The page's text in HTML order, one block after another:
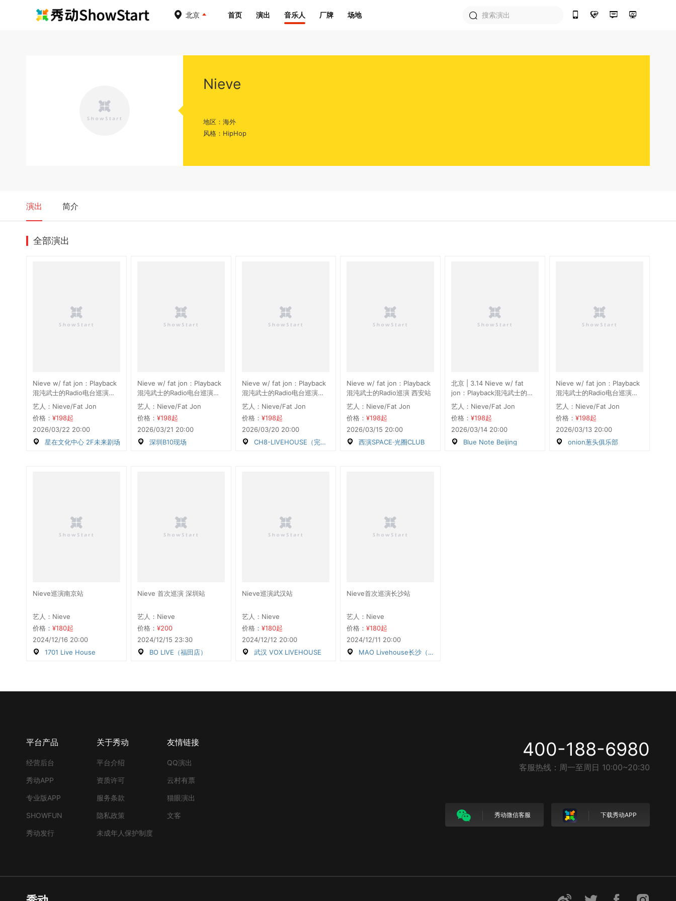
北京 首页 演出 音乐人 厂牌 场地
Nieve
地区：海外
风格：HipHop
演出 简介
全部演出
Nieve w/ fat jon：Playback
混沌武士的Radio电台巡演上
海站
艺人：Nieve/Fat Jon
价格： ¥198起
2026/03/22 20:00
星在文化中心 2F未来剧场
Nieve w/ fat jon：Playback
混沌武士的Radio电台巡演深
圳站
艺人：Nieve/Fat Jon
价格： ¥198起
2026/03/21 20:00
深圳B10现场
Nieve w/ fat jon：Playback
混沌武士的Radio电台巡演成
都站
艺人：Nieve/Fat Jon
价格： ¥198起
2026/03/20 20:00
CH8-LIVEHOUSE（完美店）
Nieve w/ fat jon：Playback
混沌武士的Radio巡演 西安站
艺人：Nieve/Fat Jon
价格： ¥198起
2026/03/15 20:00
西演SPACE·光圈CLUB
北京 | 3.14 Nieve w/ fat
jon：Playback混沌武士的
Radio电台
艺人：Nieve/Fat Jon
价格： ¥198起
2026/03/14 20:00
Blue Note Beijing
Nieve w/ fat jon：Playback
混沌武士的Radio电台巡演郑
州站
艺人：Nieve/Fat Jon
价格： ¥198起
2026/03/13 20:00
onion葱头俱乐部
Nieve巡演南京站
艺人：Nieve
价格： ¥180起
2024/12/16 20:00
1701 Live House
Nieve 首次巡演 深圳站
艺人：Nieve
价格： ¥200
2024/12/15 23:30
BO LIVE（福田店）
Nieve巡演武汉站
艺人：Nieve
价格： ¥180起
2024/12/12 20:00
武汉 VOX LIVEHOUSE
Nieve首次巡演长沙站
艺人：Nieve
价格： ¥180起
2024/12/11 20:00
MAO Livehouse长沙（沙湾店）
平台产品
经营后台
秀动APP
专业版APP
SHOWFUN
秀动发行
关于秀动
平台介绍
资质许可
服务条款
隐私政策
未成年人保护制度
友情链接
QQ演出
云村有票
猫眼演出
文客
400-188-6980
客服热线：周一至周日 10:00~20:30
秀动微信客服 下载秀动APP